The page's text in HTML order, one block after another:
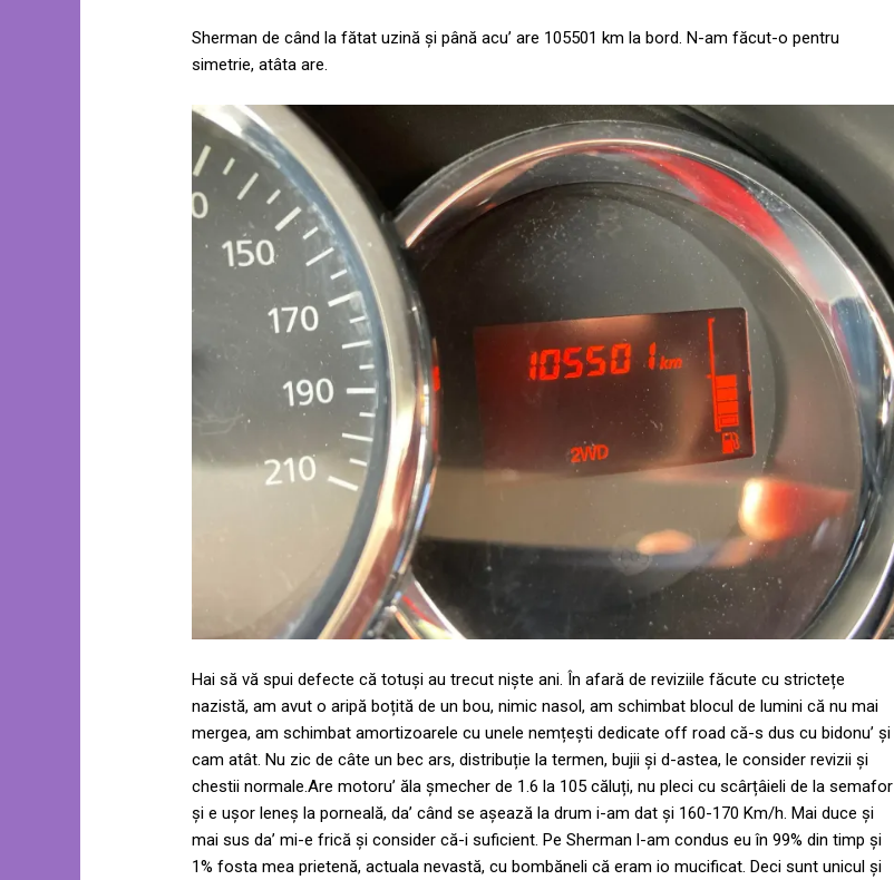
Sherman de când la fătat uzină și până acu’ are 105501 km la bord. N-am făcut-o pentru
simetrie, atâta are.
Hai să vă spui defecte că totuși au trecut niște ani. În afară de reviziile făcute cu strictețe
nazistă, am avut o aripă boțită de un bou, nimic nasol, am schimbat blocul de lumini că nu mai
mergea, am schimbat amortizoarele cu unele nemțești dedicate off road că-s dus cu bidonu’ și
cam atât. Nu zic de câte un bec ars, distribuție la termen, bujii și d-astea, le consider revizii și
chestii normale.Are motoru’ ăla șmecher de 1.6 la 105 căluți, nu pleci cu scârțâieli de la semafor
și e ușor leneș la porneală, da’ când se așează la drum i-am dat și 160-170 Km/h. Mai duce și
mai sus da’ mi-e frică și consider că-i suficient. Pe Sherman l-am condus eu în 99% din timp și
1% fosta mea prietenă, actuala nevastă, cu bombăneli că eram io mucificat. Deci sunt unicul și